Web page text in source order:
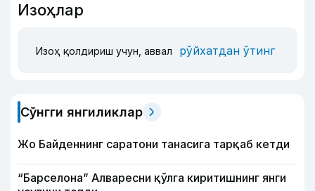
Изоҳлар
Изоҳ қолдириш учун, аввал рўйхатдан ўтинг
Сўнгги янгиликлар
Жо Байденнинг саратони танасига тарқаб кетди
“Барселона” Алваресни қўлга киритишнинг янги